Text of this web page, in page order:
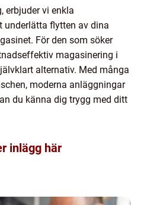
erbjuder vi enkla
flytten av dina
För den som söker
magasinering i
alternativ. Med många
moderna anläggningar
du känna dig trygg med ditt
inlägg här